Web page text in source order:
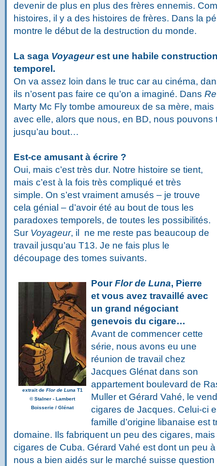
devenir de plus en plus des frères ennemis.
histoires, il y a des histoires de frères. Dans la
montre le début de la destruction du monde.
La saga Voyageurest une habile
temporel.
On va assez loin dans le truc car au cinéma,
ils n’osent pas faire ce qu’on a imaginé. Dans
Marty Mc Fly tombe amoureux de sa mère,
avec elle, alors que nous, en BD, nous pouvons
jusqu’au bout…
Est-ce amusant à écrire ?
Oui, mais c’est très dur. Notre histoire se tient,
mais c’est à la fois très compliqué et très
simple. On s’est vraiment amusés – je trouve
cela génial – d’avoir été au bout de tous les
paradoxes temporels, de toutes les possibilités.
Sur Voyageur, il ne me reste pas beaucoup de
travail jusqu’au T13. Je ne fais plus le
découpage des tomes suivants.
extrait de Flor de Luna T1
©Stalner - Lambert
Boisserie / Glénat
PourFlor de Luna, Pierre
et vous avez travaillé avec
un grand négociant
genevois du cigare…
Avant de commencer cette
série, nous avons eu une
réunion de travail chez
Jacques Glénat dans son
appartement boulevard de
Muller et Gérard Vahé, le
cigares de Jacques. Celui-ci
famille d’origine libanaise est
domaine. Ils fabriquent un peu des cigares,
cigares de Cuba. Gérard Vahé est dont un peu à
nous a bien aidés sur le marché suisse question